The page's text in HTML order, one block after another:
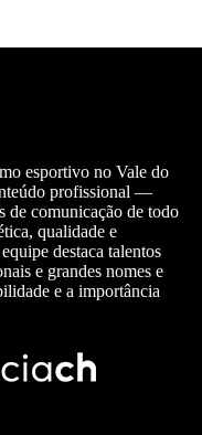
esportivo no Vale do
profissional —
comunicação de todo
qualidade e
destaca talentos
e grandes nomes e
e a importância